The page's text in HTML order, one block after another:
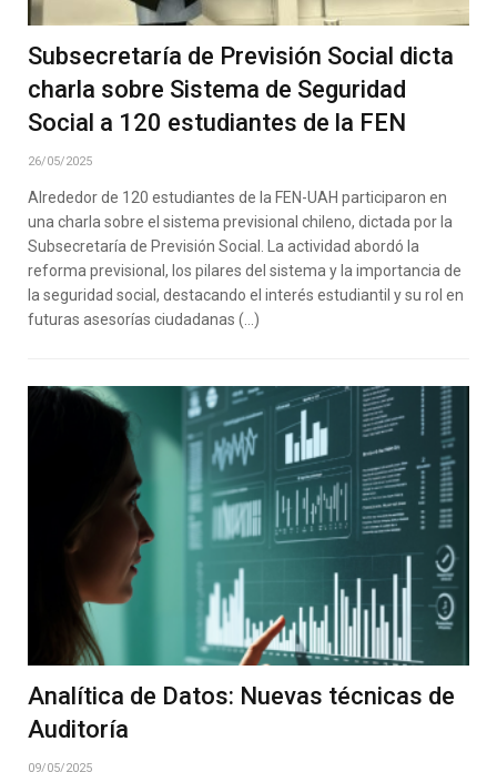
Subsecretaría de Previsión Social dicta
charla sobre Sistema de Seguridad
Social a 120 estudiantes de la FEN
26/05/2025
Alrededor de 120 estudiantes de la FEN-UAH participaron en
una charla sobre el sistema previsional chileno, dictada por la
Subsecretaría de Previsión Social. La actividad abordó la
reforma previsional, los pilares del sistema y la importancia de
la seguridad social, destacando el interés estudiantil y su rol en
futuras asesorías ciudadanas (…)
Analítica de Datos: Nuevas técnicas de
Auditoría
09/05/2025